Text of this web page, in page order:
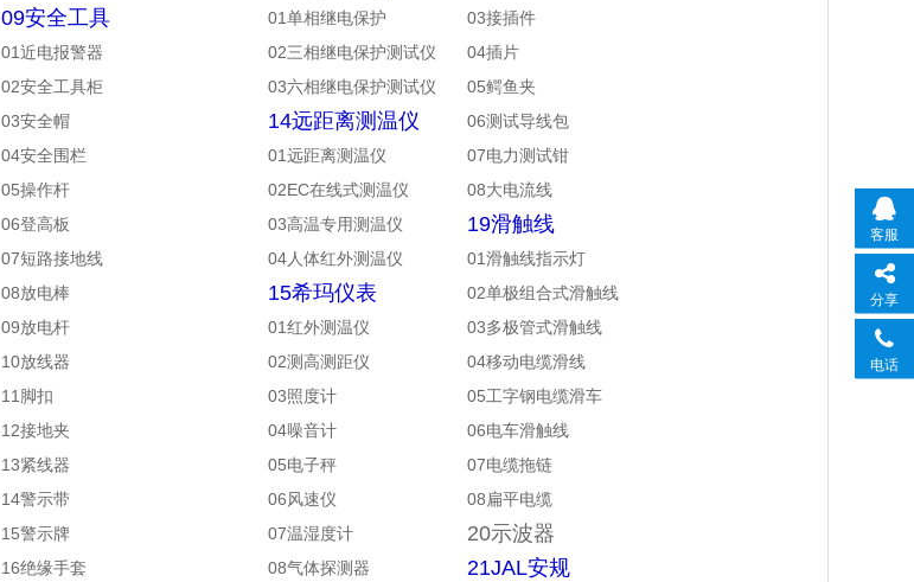
09安全工具 01单相继电保护
03接插件
01近电报警器 02三相继电保护测试仪
04插片
02安全工具柜 03六相继电保护测试仪
05鳄鱼夹
03安全帽 14远距离测温仪 06测试导线包
04安全围栏 01远距离测温仪
07电力测试钳
05操作杆 02EC在线式测温仪
08大电流线
06登高板 03高温专用测温仪 19滑触线
07短路接地线 04人体红外测温仪
01滑触线指示灯
08放电棒 15希玛仪表 02单极组合式滑触线
09放电杆 01红外测温仪
03多极管式滑触线
10放线器 02测高测距仪
04移动电缆滑线
11脚扣 03照度计
05工字钢电缆滑车
12接地夹 04噪音计
06电车滑触线
13紧线器 05电子秤 07电缆拖链
14警示带 06风速仪
08扁平电缆
15警示牌 07温湿度计 20示波器
16绝缘手套 08气体探测器 21JAL安规
客服
分享
电话